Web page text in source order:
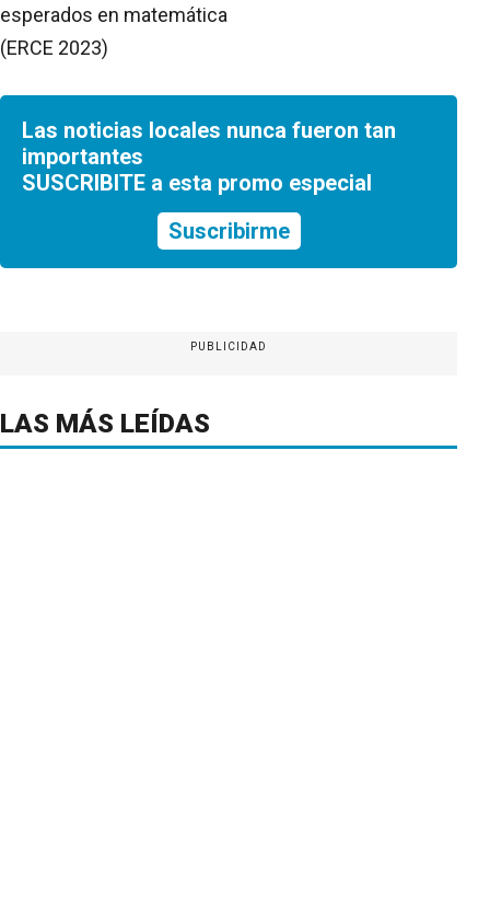
esperados en matemática
(ERCE 2023)
Las noticias locales nunca fueron tan
importantes
SUSCRIBITE a esta promo especial
Suscribirme
PUBLICIDAD
LAS MÁS LEÍDAS